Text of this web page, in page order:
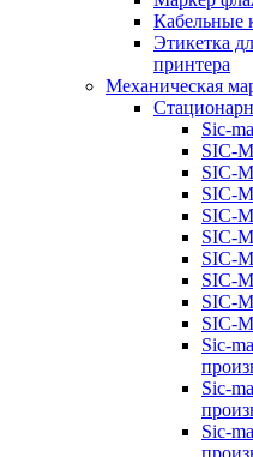
Кабельные
Этикетка
принтера
Механическая
Sic-
SIC-
SIC-
SIC-
SIC-
SIC-
SIC-
SIC-
SIC-
SIC-
Sic-
Sic-
Sic-